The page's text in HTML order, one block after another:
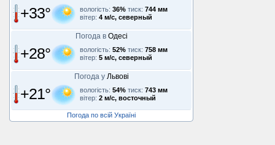
+33° вологість: 36% тиск: 744 мм
вітер: 4 м/с, северный
Погода в Одесі
+28° вологість: 52% тиск: 758 мм
вітер: 5 м/с, северный
Погода у Львові
+21° вологість: 54% тиск: 743 мм
вітер: 2 м/с, восточный
Погода по всій Україні